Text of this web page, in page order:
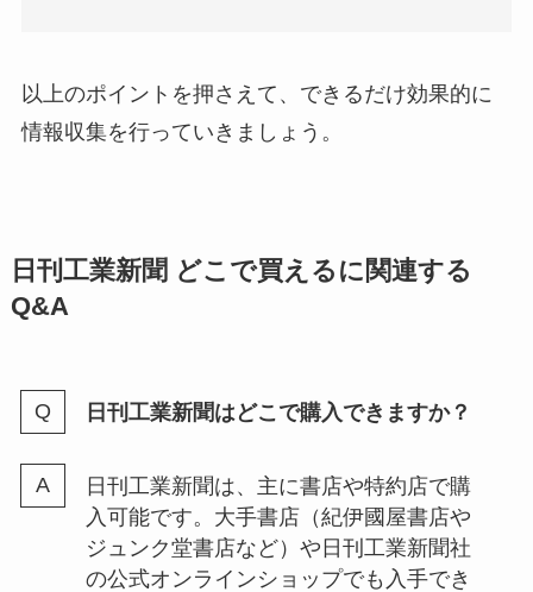
以上のポイントを押さえて、できるだけ効果的に
情報収集を行っていきましょう。
日刊工業新聞 どこで買えるに関連する
Q&A
日刊工業新聞はどこで購入できますか？
日刊工業新聞は、主に書店や特約店で購
入可能です。大手書店（紀伊國屋書店や
ジュンク堂書店など）や日刊工業新聞社
の公式オンラインショップでも入手でき